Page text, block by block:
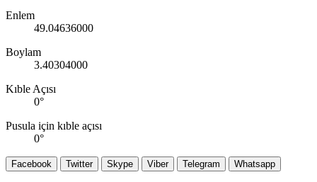
Enlem
49.04636000
Boylam
3.40304000
Kıble Açısı
0°
Pusula için kıble açısı
0°
Facebook Twitter Skype Viber Telegram Whatsapp